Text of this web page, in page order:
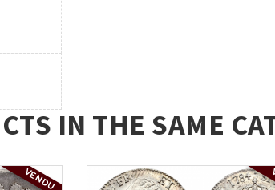
IN THE SAME
VENDU